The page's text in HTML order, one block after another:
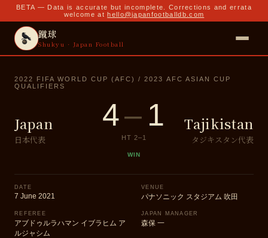
BETA — Data is accurate but incomplete. Corrections and errata
welcome at hello@japanfootballdb.com
蹴球
Shukyu · Japan Football
2022 FIFA WORLD CUP (AFC) / 2023 AFC ASIAN CUP
QUALIFIERS
Japan
日本代表
4– 1
HT 2–1
WIN
Tajikistan
タジキスタン代表
DATE
7 June 2021
VENUE
パナソニック スタジアム 吹田
REFEREE
アブドゥルラハマン イブラヒム ア
ルジャシム
JAPAN MANAGER
森保 一